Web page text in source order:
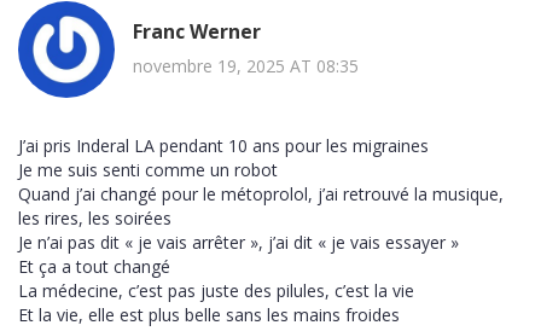
Franc Werner
novembre 19, 2025 AT 08:35
J’ai pris Inderal LA pendant 10 ans pour les migraines
Je me suis senti comme un robot
Quand j’ai changé pour le métoprolol, j’ai retrouvé la musique,
les rires, les soirées
Je n’ai pas dit « je vais arrêter », j’ai dit « je vais essayer »
Et ça a tout changé
La médecine, c’est pas juste des pilules, c’est la vie
Et la vie, elle est plus belle sans les mains froides